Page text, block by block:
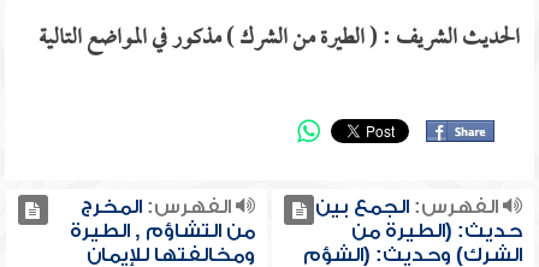
الحديث الشريف : ( الطيرة من الشرك ) مذكور في المواضع التالية
الفهرس:الجمع بين
حديث: (الطيرة من
الشرك) وحديث: (الشؤم
الفهرس:المخرج
من التشاؤم , الطيرة
ومخالفتها للإيمان